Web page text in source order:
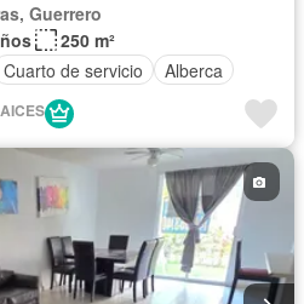
Guerrero
250 m²
Cuarto de servicio Alberca